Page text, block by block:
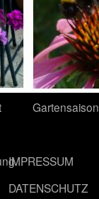
Gartensaison
IMPRESSUM
DATENSCHUTZ